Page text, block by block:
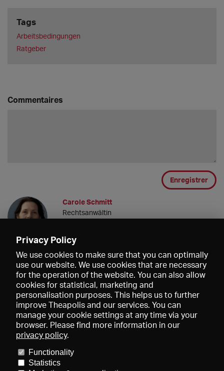
Tags
Arbeitsbedingungen
Ratgeber
Commentaires
Enregistrer
Carole Schmitt
Rechtsanwältin
Données médiatiques
Conditions générales de vente
Privacy Policy
We use cookies to make sure that you can optimally
use our website. We use cookies that are necessary
for the operation of the website. You can also allow
cookies for statistical, marketing and
personalisation purposes. This helps us to further
improve Theapolis and our services. You can
manage your cookie settings at any time via your
browser. Please find more information in our
privacy policy.
Functionality
Statistics